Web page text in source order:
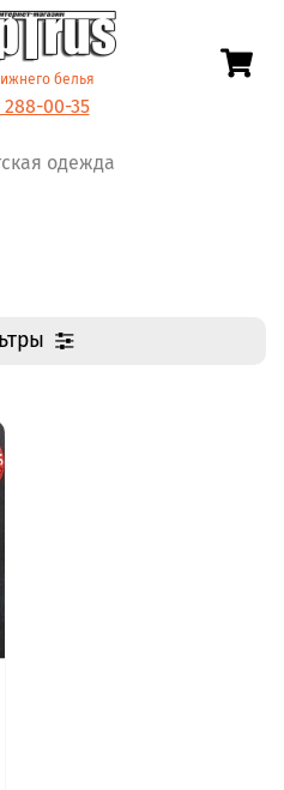
белья
288-00-35
одежда